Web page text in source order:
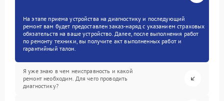
На этапе приема устройства на диагностику и последующий
ремонт вам будет предоставлен заказ-наряд с указанием страховых
обязательств на ваше устройство. Далее, после выполнения работ
по ремонту техники, вы получите акт выполненных работ и
гарантийный талон.
Я уже знаю в чем неисправность и какой
ремонт необходим. Для чего проводить
диагностику?